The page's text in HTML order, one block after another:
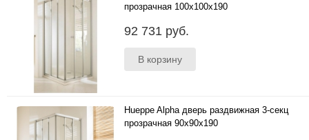
прозрачная 100x100x190
92 731 руб.
Hueppe Alpha дверь раздвижная 3-секц
прозрачная 90x90x190